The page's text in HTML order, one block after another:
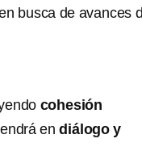
busca de avances
cohesión
endiálogo y